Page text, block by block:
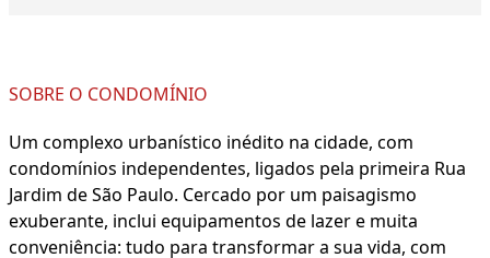
SOBRE O CONDOMÍNIO
Um complexo urbanístico inédito na cidade, com
condomínios independentes, ligados pela primeira Rua
Jardim de São Paulo. Cercado por um paisagismo
exuberante, inclui equipamentos de lazer e muita
conveniência: tudo para transformar a sua vida, com